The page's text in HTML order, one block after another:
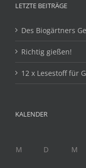
LETZTE BEITRÄGE
Des Biogärtners
Richtig gießen!
12 x Lesestoff für
KALENDER
M
D M